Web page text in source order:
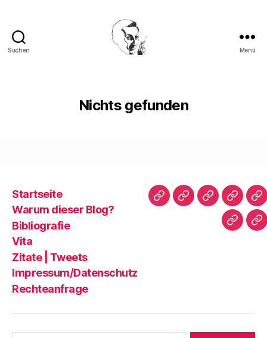
Suchen Menü
Nichts gefunden
Startseite
Warum dieser Blog?
Bibliografie
Vita
Zitate | Tweets
Impressum/Datenschutz
Rechteanfrage
Startseite
WarumBibliografie
Vita
|